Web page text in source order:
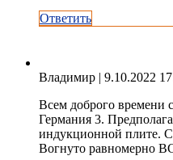
Ответить
Владимир | 9.10.2022
Всем доброго времени
Германия 3.
индукционной плите.
Вогнуто равномерно